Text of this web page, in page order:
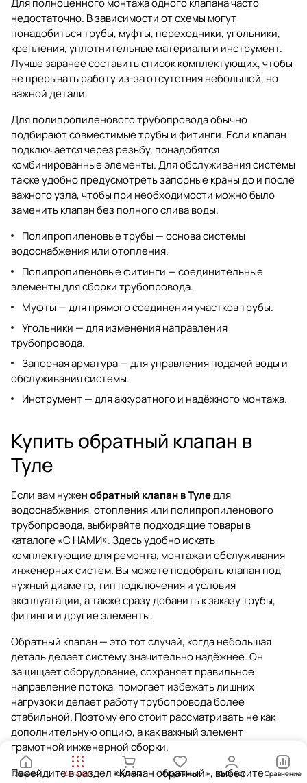
Для полноценного монтажа одного клапана часто
недостаточно. В зависимости от схемы могут
понадобиться трубы, муфты, переходники, угольники,
крепления, уплотнительные материалы и инструмент.
Лучше заранее составить список комплектующих, чтобы
не прерывать работу из-за отсутствия небольшой, но
важной детали.
Для полипропиленового трубопровода обычно
подбирают совместимые трубы и фитинги. Если клапан
подключается через резьбу, понадобятся
комбинированные элементы. Для обслуживания системы
также удобно предусмотреть запорные краны до и после
важного узла, чтобы при необходимости можно было
заменить клапан без полного слива воды.
Полипропиленовые трубы — основа системы
водоснабжения или отопления.
Полипропиленовые фитинги — соединительные
элементы для сборки трубопровода.
Муфты — для прямого соединения участков трубы.
Угольники — для изменения направления
трубопровода.
Запорная арматура— для управления подачей воды и
обслуживания системы.
Инструмент— для аккуратного и надёжного монтажа.
Купить обратный клапан в
Туле
Если вам нуженобратный клапан в Туледля
водоснабжения, отопления или полипропиленового
трубопровода, выбирайте подходящие товары в
каталоге «С НАМИ». Здесь удобно искать
комплектующие для ремонта, монтажа и обслуживания
инженерных систем. Вы можете подобрать клапан под
нужный диаметр, тип подключения и условия
эксплуатации, а также сразу добавить к заказу трубы,
фитинги и другие элементы.
Обратный клапан — это тот случай, когда небольшая
деталь делает систему значительно надёжнее. Он
защищает оборудование, сохраняет правильное
направление потока, помогает избежать лишних
нагрузок и делает работу трубопровода более
стабильной. Поэтому его стоит рассматривать не как
дополнительную опцию, а как важный элемент
грамотной инженерной сборки.
Перейдите в раздел «Клапан обратный», выберите
Главная Каталог Корзина Избранные Кабинет Сравнение